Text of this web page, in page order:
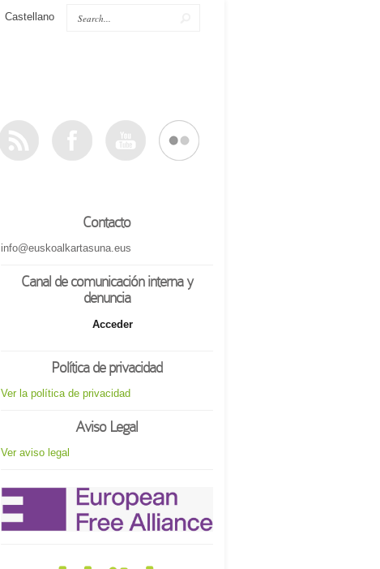
Castellano
Contacto
info@euskoalkartasuna.eus
Canal de comunicación interna y
denuncia
Acceder
Política de privacidad
Ver la política de privacidad
Aviso Legal
Ver aviso legal